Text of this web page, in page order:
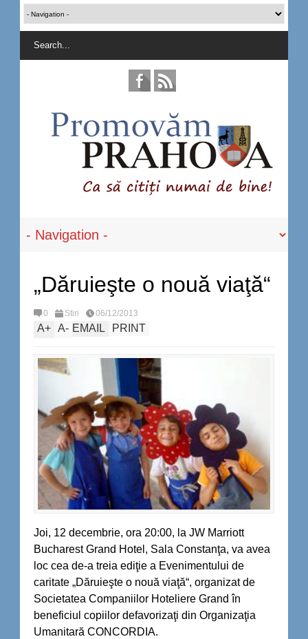
„Dăruieşte o nouă viaţă“
0 Stiri 06/12/2013
A+ A- EMAIL PRINT
Joi, 12 decembrie, ora 20:00, la JW Marriott
Bucharest Grand Hotel, Sala Constanţa, va avea
loc cea de-a treia ediţie a Evenimentului de
caritate „Dăruieşte o nouă viaţă“, organizat de
Societatea Companiilor Hoteliere Grand în
beneficiul copiilor defavorizaţi din Organizaţia
Umanitară CONCORDIA.